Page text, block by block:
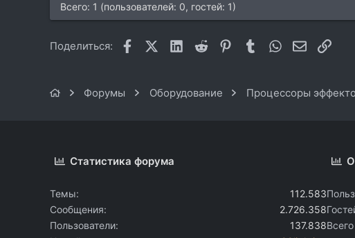
Всего: 1 (пользователей: 0, гостей: 1)
Поделиться: FacebookX (Twitter)
LinkedIn
Reddit Pinterest
TumblrWhatsApp
Форумы Оборудование Процессоры
Статистика форума
Темы
112.583
Сообщения
2.726.358
Пользователи
137.838